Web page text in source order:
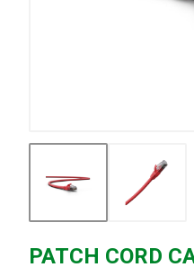
PATCH CORD